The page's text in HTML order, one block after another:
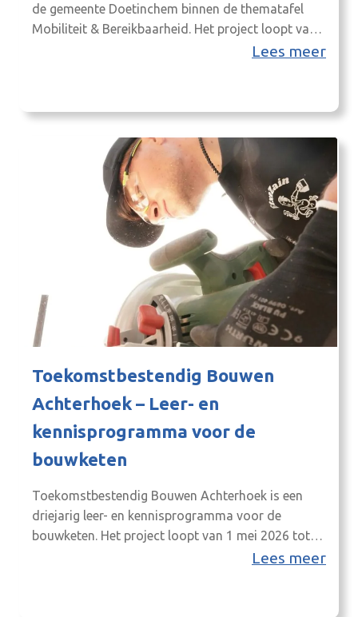
de gemeente Doetinchem binnen de thematafel
Mobiliteit & Bereikbaarheid. Het project loopt van
4 februari 2026 tot en met 31 december 2028 en
Lees meer
Toekomstbestendig Bouwen
Achterhoek – Leer- en
kennisprogramma voor de
bouwketen
Toekomstbestendig Bouwen Achterhoek is een
driejarig leer- en kennisprogramma voor de
bouwketen. Het project loopt van 1 mei 2026 tot
en met 31 december 2028 en wordt uitgevoerd
Lees meer